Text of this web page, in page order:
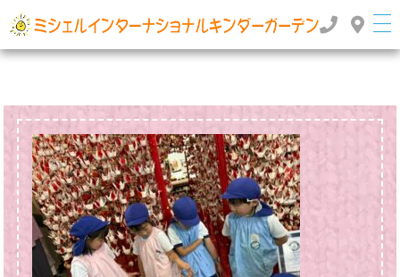
ーガーデン
TOP